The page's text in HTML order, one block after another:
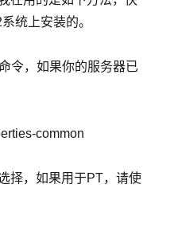
统上安装的。
令，如果你的服务器已
common
择，如果用于PT，请使